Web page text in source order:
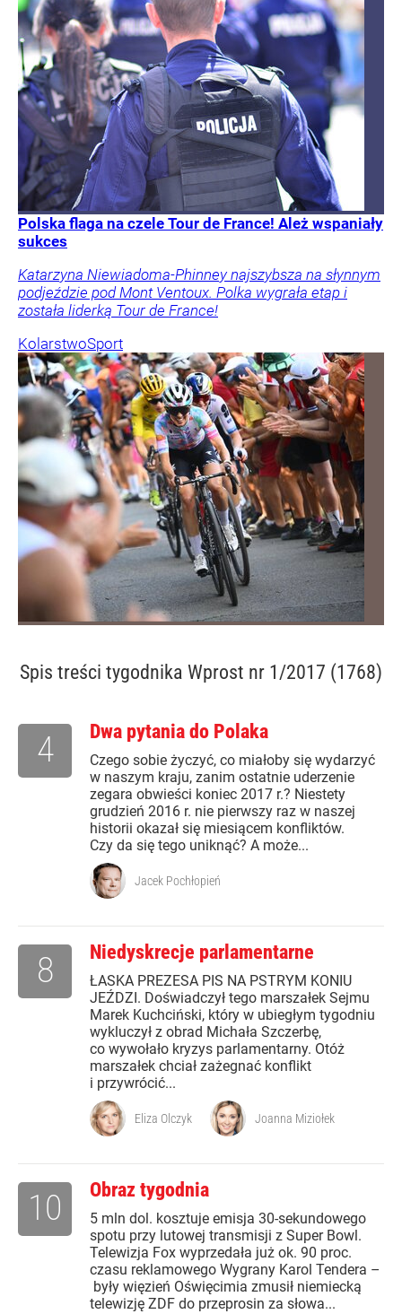
Polska flaga na czele Tour de France! Ależ wspaniały
sukces
Katarzyna Niewiadoma-Phinney najszybsza na słynnym
podjeździe pod Mont Ventoux. Polka wygrała etap i
została liderką Tour de France!
KolarstwoSport
Spis treści tygodnika Wprost nr 1/2017 (1768)
Dwa pytania do Polaka
Czego sobie życzyć, co miałoby się wydarzyć
w naszym kraju, zanim ostatnie uderzenie
zegara obwieści koniec 2017 r.? Niestety
grudzień 2016 r. nie pierwszy raz w naszej
historii okazał się miesiącem konfliktów.
Czy da się tego uniknąć? A może...
4
Jacek Pochłopień
Niedyskrecje parlamentarne
ŁASKA PREZESA PIS NA PSTRYM KONIU
JEŹDZI. Doświadczył tego marszałek Sejmu
Marek Kuchciński, który w ubiegłym tygodniu
wykluczył z obrad Michała Szczerbę,
co wywołało kryzys parlamentarny. Otóż
marszałek chciał zażegnać konflikt
i przywrócić...
8
Eliza Olczyk Joanna Miziołek
Obraz tygodnia
5 mln dol. kosztuje emisja 30-sekundowego
spotu przy lutowej transmisji z Super Bowl.
Telewizja Fox wyprzedała już ok. 90 proc.
czasu reklamowego Wygrany Karol Tendera –
były więzień Oświęcimia zmusił niemiecką
telewizję ZDF do przeprosin za słowa...
10